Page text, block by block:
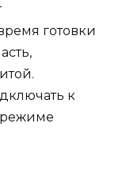
готовки
к
режиме